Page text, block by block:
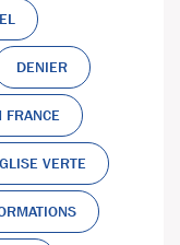
DENIER
FRANCE
VERTE